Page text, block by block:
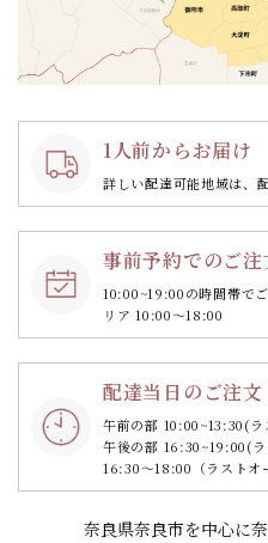
1人前からお届け
詳しい配達可能地域は、
事前予約でのご注
10:00~19:00の時間帯で
リア 10:00～18:00
配達当日のご注文
午前の部 10:00~13:30(ラ
午後の部 16:30~19:00(
16:30～18:00（ラストオ
奈良県奈良市を中心に